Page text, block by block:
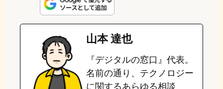
n
e
s
t
o
o
u
e
s
k
e
b
o
o
e
a
山本 達也
『デジタルの窓口』代表。
名前の通り、テクノロジー
に関するあらゆる相談